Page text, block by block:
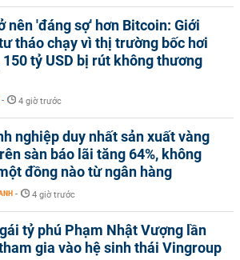
nên 'đáng sợ' hơn Bitcoin: Giới
tháo chạy vì thị trường bốc hơi
150 tỷ USD bị rút không thương
- 4 giờ trước
nghiệp duy nhất sản xuất vàng
sàn báo lãi tăng 64%, không
đồng nào từ ngân hàng
- 4 giờ trước
tỷ phú Phạm Nhật Vượng lần
gia vào hệ sinh thái Vingroup